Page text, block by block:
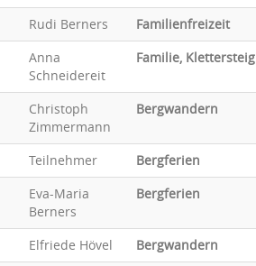
Rudi Berners
Familienfreizeit
Anna
Schneidereit
Familie, Klettersteig
Christoph
Zimmermann
Bergwandern
Teilnehmer
Bergferien
Eva-Maria
Berners
Bergferien
Elfriede Hövel
Bergwandern